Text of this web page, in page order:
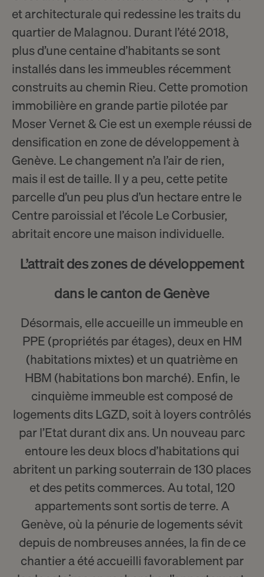
et architecturale qui redessine les traits du
quartier de Malagnou. Durant l’été 2018,
plus d’une centaine d’habitants se sont
installés dans les immeubles récemment
construits auchemin Rieu. Cettepromotion
immobilièreen grande partie pilotée par
Moser Vernet & Cieest un exemple réussi de
densification en zone de développement à
Genève. Le changement n’a l’air de rien,
mais il est de taille. Il y a peu, cette petite
parcelle d’un peu plus d’un hectare entre le
Centre paroissialet l’école Le Corbusier,
abritait encore une maison individuelle.
L’attrait des zones de développement
dans le canton de Genève
Désormais, elle accueille un immeuble en
PPE (propriétés par étages), deux en HM
(habitations mixtes) et un quatrième en
HBM (habitations bon marché). Enfin, le
cinquième immeuble est composé de
logements dits LGZD, soit à loyers contrôlés
par l’Etat durant dix ans. Un nouveau parc
entoure les deux blocs d’habitations qui
abritent un parking souterrain de 130 places
et des petits commerces. Au total, 120
appartements sont sortis de terre. A
Genève, où la pénurie de logements sévit
depuis de nombreuses années, la fin de ce
chantier a été accueilli favorablement par